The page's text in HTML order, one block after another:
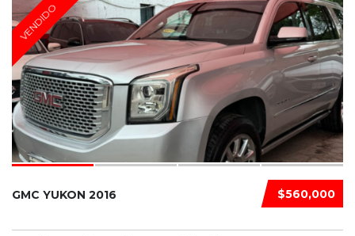
VENDIDO
$560,000
GMC YUKON 2016